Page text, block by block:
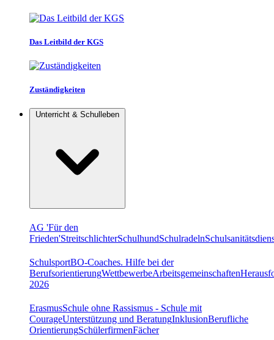
Das Leitbild der KGS
Zuständigkeiten
Unterricht & Schulleben
AG 'Für den
Frieden'StreitschlichterSchulhundSchulradeln
SchulsportBO-Coaches. Hilfe bei der
BerufsorientierungWettbewerbeArbeitsgemeinschaften
2026
ErasmusSchule ohne Rassismus - Schule mit
CourageUnterstützung und BeratungInklusionBerufliche
OrientierungSchülerfirmenFächer